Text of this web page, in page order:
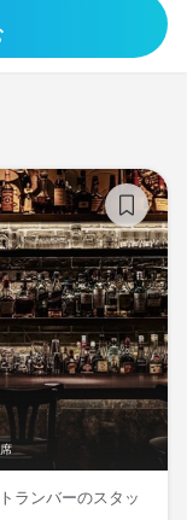
ランバーのスタッ